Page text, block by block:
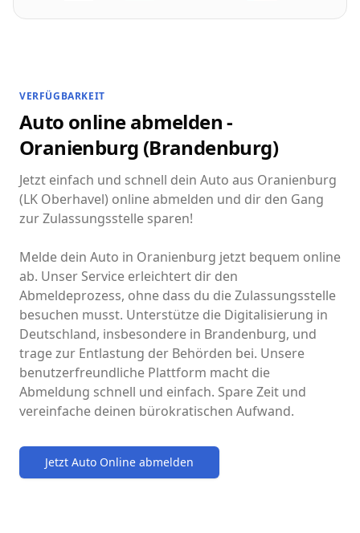
VERFÜGBARKEIT
Auto online abmelden -
Oranienburg (Brandenburg)
Jetzt einfach und schnell dein Auto aus Oranienburg
(LK Oberhavel) online abmelden und dir den Gang
zur Zulassungsstelle sparen!
Melde dein Auto in Oranienburg jetzt bequem online
ab. Unser Service erleichtert dir den
Abmeldeprozess, ohne dass du die Zulassungsstelle
besuchen musst. Unterstütze die Digitalisierung in
Deutschland, insbesondere in Brandenburg, und
trage zur Entlastung der Behörden bei. Unsere
benutzerfreundliche Plattform macht die
Abmeldung schnell und einfach. Spare Zeit und
vereinfache deinen bürokratischen Aufwand.
Jetzt Auto Online abmelden